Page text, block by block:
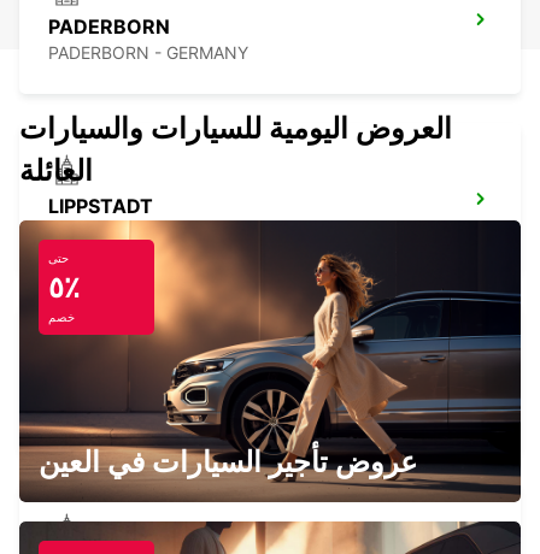
PADERBORN
PADERBORN - GERMANY
LIPPSTADT
LIPPSTADT - GERMANY
OSNABRUECK
OSNABRUECK - GERMANY
العروض اليومية للسيارات والسيارات
العائلة
حتى
٥٪
خصم
عروض تأجير السيارات في العين